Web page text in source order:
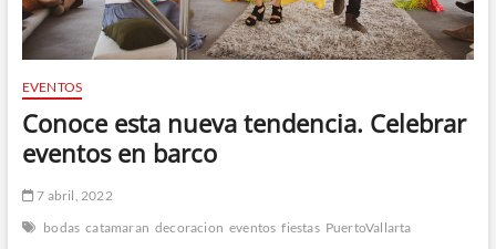
EVENTOS
Conoce esta nueva tendencia. Celebrar
eventos en barco
7 abril, 2022
bodas catamaran decoracion eventos fiestas PuertoVallarta